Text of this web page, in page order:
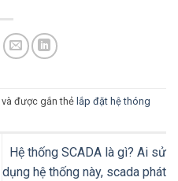
và được gắn thẻ lắp đặt hệ thóng
Hệ thống SCADA là gì? Ai sử
dụng hệ thống này, scada phát